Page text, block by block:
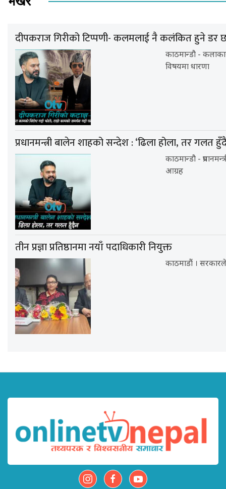
दीपकराज गिरीको टिप्पणी- कलमलाई नै कलंकित हुने डर
काठमान्डौ -
विषयमा धारणा
प्रधानमन्त्री बालेन शाहको सन्देश : ‘ढिला होला, तर गलत
काठमान्डौ -
आग्रह
तीन प्रज्ञा प्रतिष्ठानमा नयाँ पदाधिकारी नियुक्त
काठमाडौं । सरकारले